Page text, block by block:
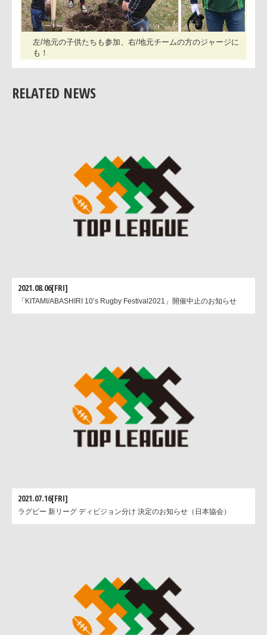
左/地元の子供たちも参加、右/地元チームの方のジャージに
RELATED NEWS
2021.08.06[FRI]
「KITAMI/ABASHIRI 10’s Rugby Festival2021」開催中止のお知らせ
2021.07.16[FRI]
ラグビー 新リーグ ディビジョン分け 決定のお知らせ（日本協会）